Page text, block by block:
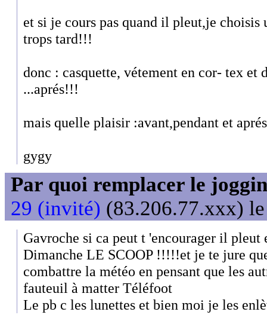
et si je cours pas quand il pleut,je choisis
trops tard!!!
donc : casquette, vétement en cor- tex et
...aprés!!!
mais quelle plaisir :avant,pendant et
gygy
Par quoi remplacer le
29 (invité) (83.206.77.xxx)
Gavroche si ca peut t 'encourager il pleut
Dimanche LE SCOOP !!!!!et je te jure
combattre la météo en pensant que les
fauteuil à matter Téléfoot
Le pb c les lunettes et bien moi je les